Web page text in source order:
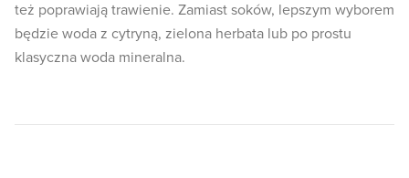
też poprawiają trawienie. Zamiast soków, lepszym wyborem
będzie woda z cytryną, zielona herbata lub po prostu
klasyczna woda mineralna.